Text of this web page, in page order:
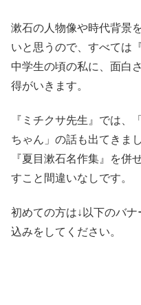
漱石の人物像や時代背景
いと思うので、すべては
中学生の頃の私に、面白
得がいきます。
『ミチクサ先生』では、
ちゃん」の話も出てきま
『夏目漱石名作集』を併
すこと間違いなしです。
初めての方は↓以下のバ
込みをしてください。